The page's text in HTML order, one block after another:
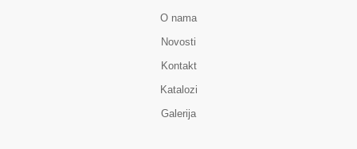
O nama
Novosti
Kontakt
Katalozi
Galerija